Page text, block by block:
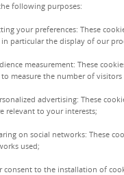
following purposes:
your preferences: These
particular the display of our
measurement: These
measure the number of visitors
advertising: These
relevant to your interests;
on social networks: These
used;
consent to the installation of